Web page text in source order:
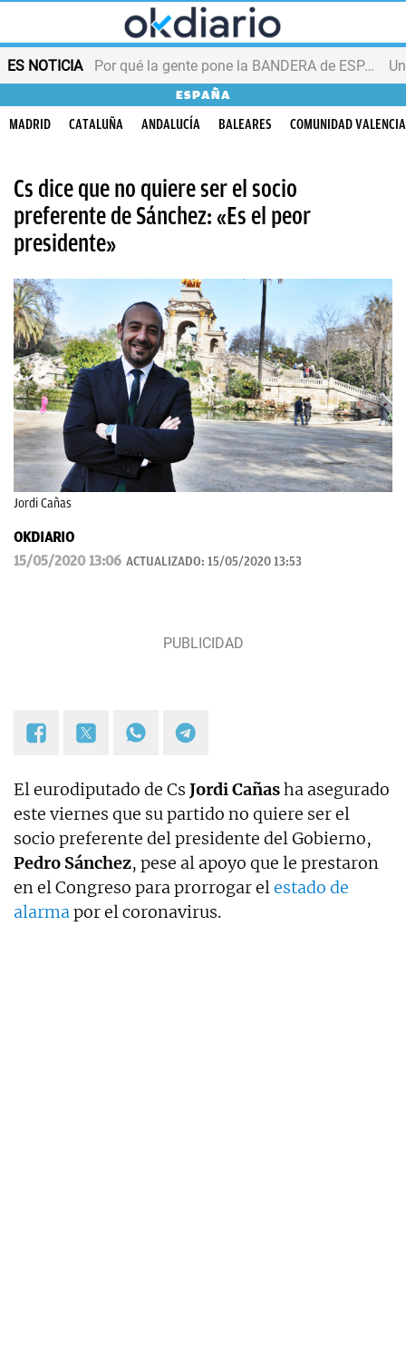
ES NOTICIA Por qué la gente pone la BANDERA de ESPAÑA en el balcón
ESPAÑA
MADRID CATALUÑA ANDALUCÍA BALEARES COMUNIDAD
Cs dice que no quiere ser el socio
preferente de Sánchez: «Es el peor
presidente»
Jordi Cañas
OKDIARIO
15/05/2020 13:06 ACTUALIZADO: 15/05/2020 13:53
El eurodiputado de Cs Jordi Cañasha asegurado
este viernes que su partido no quiere ser el
socio preferente del presidente del Gobierno,
Pedro Sánchez, pese al apoyo que le prestaron
en el Congreso para prorrogar elestado de
alarmapor el coronavirus.